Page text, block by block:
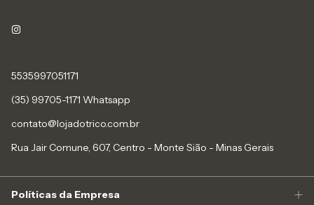
5535997051171
(35) 99705-1171 Whatsapp
contato@lojadotrico.com.br
Rua Jair Comune, 607, Centro - Monte Sião - Minas Gerais
Políticas da Empresa